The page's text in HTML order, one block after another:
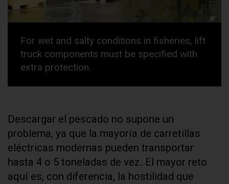
For wet and salty conditions in fisheries, lift
truck components must be specified with
extra protection.
Descargar el pescado no supone un
problema, ya que la mayoría de carretillas
eléctricas modernas pueden transportar
hasta 4 o 5 toneladas de vez. El mayor reto
aquí es, con diferencia, la hostilidad que